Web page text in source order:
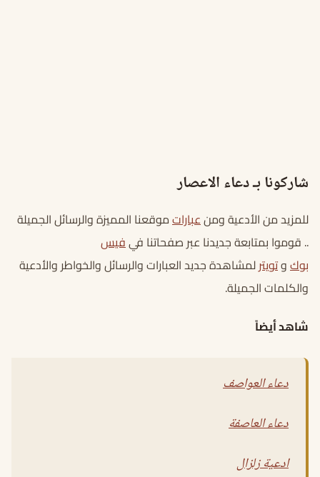
شاركونا بـ دعاء الاعصار
للمزيد من الأدعية ومنعباراتموقعنا المميزة والرسائل الجميلة
.. قوموا بمتابعة جديدنا عبر صفحاتنا فيفيس
بوكوتويترلمشاهدة جديد العبارات والرسائل والخواطر والأدعية
والكلمات الجميلة.
شاهد أيضاً
دعاء العواصف
دعاء العاصفة
ادعية زلزال